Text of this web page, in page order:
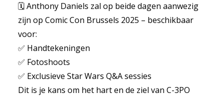
🗓 Anthony Daniels zal op beide dagen aanwezig
zijn op Comic Con Brussels 2025 – beschikbaar
voor:
✅ Handtekeningen
✅ Fotoshoots
✅ Exclusieve Star Wars Q&A sessies
Dit is je kans om het hart en de ziel van C-3PO